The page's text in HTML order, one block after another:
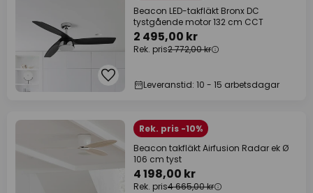
Beacon LED-takfläkt Bronx DC
tystgående motor 132 cm CCT
2 495,00 kr
Rek. pris2 772,00 kr
Leveranstid: 10 - 15 arbetsdagar
Rek. pris -10%
Beacon takfläkt Airfusion Radar ek Ø
106 cm tyst
4 198,00 kr
Rek. pris4 665,00 kr